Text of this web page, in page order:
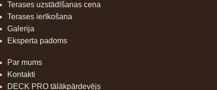
Terases uzstādīšanas cena
Terases ierīkošana
Galerija
Eksperta padoms
Par mums
Kontakti
DECK PRO tālākpārdevējs